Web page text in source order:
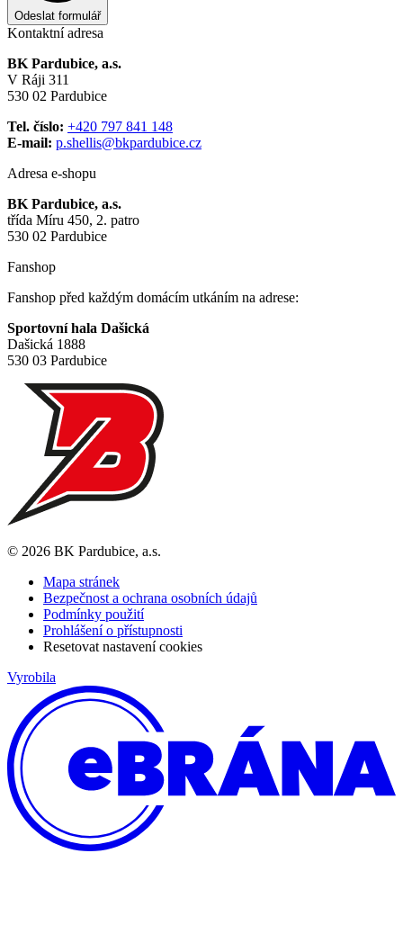
Odeslat formulář
Kontaktní adresa
BK Pardubice, a.s.
V Ráji 311
530 02 Pardubice
Tel. číslo: +420 797 841 148
E-mail: p.shellis@bkpardubice.cz
Adresa e-shopu
BK Pardubice, a.s.
třída Míru 450, 2. patro
530 02 Pardubice
Fanshop
Fanshop před každým domácím utkáním na adrese:
Sportovní hala Dašická
Dašická 1888
530 03 Pardubice
© 2026 BK Pardubice, a.s.
Mapa stránek
Bezpečnost a ochrana osobních údajů
Podmínky použití
Prohlášení o přístupnosti
Resetovat nastavení cookies
Vyrobila